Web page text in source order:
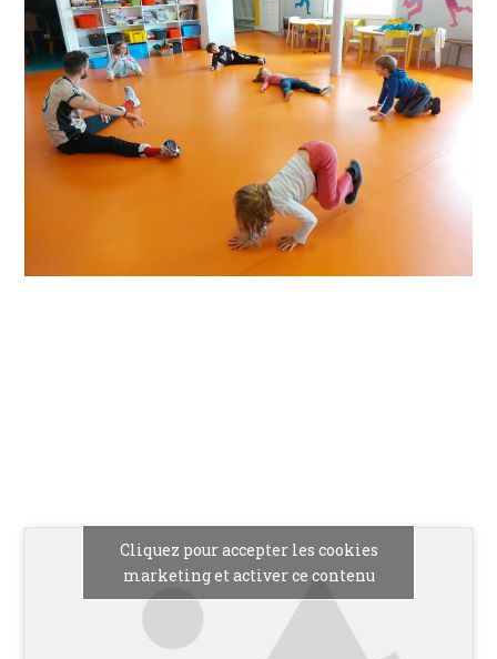
Cliquez pour accepter les cookies
marketing et activer ce contenu